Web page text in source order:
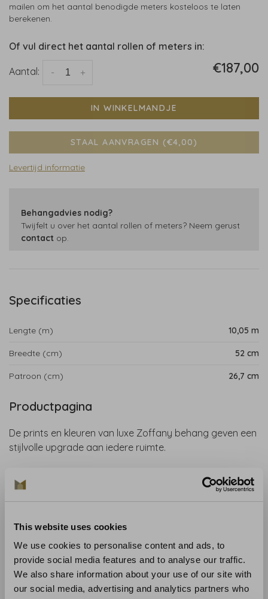
This website uses cookies
We use cookies to personalise content and ads, to
provide social media features and to analyse our traffic.
We also share information about your use of our site with
our social media, advertising and analytics partners who
mailen om het aantal benodigde meters kosteloos te laten
berekenen.
Of vul direct het aantal rollen of meters in:
Aantal: +
- €187,00
IN WINKELMANDJE
STAAL AANVRAGEN (€4,00)
Levertijd informatie
Behangadvies nodig?
Twijfelt u over het aantal rollen of meters? Neem gerust
contact op.
Specificaties
Lengte (m) 10,05 m
Breedte (cm) 52 cm
Patroon (cm) 26,7 cm
Productpagina
De prints en kleuren van luxe Zoffany behang geven een
stijlvolle upgrade aan iedere ruimte.
Endpapers is een bijzondere en stijlvolle behangcollectie,
geïnspireerd op oude Engelse huizen en antieke boeken.
Het ontwerp is aangepast aan moderne interieurs en
Collectie: Endpapers Wallcoverings
Materiaal: Vliesbehang
Aanbevolen lijm: Lijm zoals de Arte Clearpro
Aanbrengen en onderhoud : Lees zorgvuldig de